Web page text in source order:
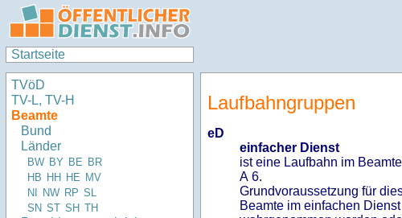
Startseite
TVöD
TV-L, TV-H
Beamte
Bund
Länder
BW BY BE BR
HB HH HE MV
NI
NW RP SL
SN ST SH TH
Laufbahngruppen
eD
einfacher Dienst
ist eine Laufbahn im
A 6.
Grundvoraussetzung für
Beamte im einfachen